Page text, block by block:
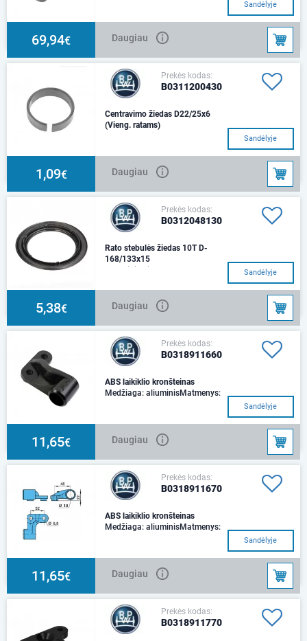
Sandėlyje
69,94€ Daugiau
Prekės kodas:
B0311200430
Centravimo žiedas D22/25x6
(Vieng. ratams)
Matmenys: Ø 22 / 25 x
Sandėlyje
1,09€ Daugiau
Prekės kodas:
B0312048130
Rato stebulės žiedas 10T D-
168/133x15
plastkinis Tinka: BPW 10-12T;
ECO MAXX
Sandėlyje
5,38€ Daugiau
Prekės kodas:
B0318911660
ABS laikiklio kronšteinas
Medžiaga: aliuminisMatmenys:
Sandėlyje
11,65€ Daugiau
Prekės kodas:
B0318911670
ABS laikiklio kronšteinas
Medžiaga: aliuminisMatmenys:
laikiklis, kairėjeBPW
Sandėlyje
11,65€ Daugiau
Prekės kodas:
B0318911770